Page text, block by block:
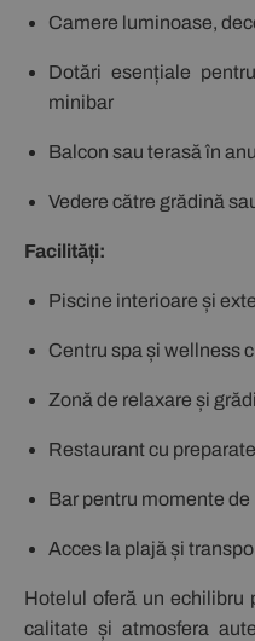
Camere luminoase,
Dotări esențiale
minibar
Balcon sau terasă în
Vedere către grădină
Facilități:
Piscine interioare și
Centru spa și wellness
Zonă de relaxare și
Restaurant cu
Bar pentru momente
Acces la plajă și
Hotelul oferă un echilibru
calitate și atmosfera